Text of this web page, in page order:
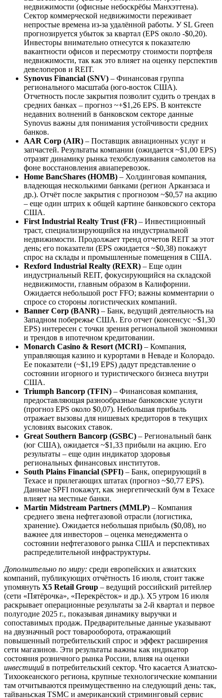
недвижимости (офисные небоскрёбы Манхэттена).
Сектор коммерческой недвижимости переживает
непростые времена из-за удалённой работы. У SL Green
прогнозируется убыток за квартал (EPS около -$0,20).
Инвесторы внимательно отнесутся к показателю
вакантности офисов и пересмотру стоимости портфеля
недвижимости, так как это влияет на оценку перспектив
девелоперов и REIT.
Synovus Financial (SNV) – Финансовая группа
регионального масштаба (юго-восток США).
Отчетность после закрытия позволит судить о трендах в
средних банках – прогноз ~+$1,26 EPS. В контексте
недавних волнений в банковском секторе данные
Synovus важны для понимания устойчивости средних
банков.
AAR Corp (AIR) – Поставщик авиационных услуг и
запчастей. Результаты компании (ожидается ~$1,00 EPS)
отразят динамику рынка техобслуживания самолетов на
фоне восстановления авиаперевозок.
Home BancShares (HOMB) – Холдинговая компания,
владеющая несколькими банками (регион Арканзаса и
др.). Отчёт после закрытия с прогнозом ~$0,57 на акцию
– еще один штрих к общей картине банковского сектора
США.
First Industrial Realty Trust (FR) – Инвестиционный
траст, специализирующийся на индустриальной
недвижимости. Продолжает тренд отчетов REIT за этот
день; его показатели (EPS ожидается ~$0,38) покажут
спрос на склады и промышленные помещения в США.
Rexford Industrial Realty (REXR) – Еще один
индустриальный REIT, фокусирующийся на складской
недвижимости, главным образом в Калифорнии.
Ожидается небольшой рост FFO; важны комментарии о
спросе со стороны логистических компаний.
Banner Corp (BANR) – Банк, ведущий деятельность на
Западном побережье США. Его отчет (консенсус ~$1,30
EPS) интересен с точки зрения региональной экономики
и трендов в ипотечном кредитовании.
Monarch Casino & Resort (MCRI) – Компания,
управляющая казино и курортами в Неваде и Колорадо.
Ее показатели (~$1,19 EPS) дадут представление о
состоянии игорного и туристического бизнеса внутри
США.
Triumph Bancorp (TFIN) – Финансовая компания,
предоставляющая разнообразные банковские услуги
(прогноз EPS около $0,07). Небольшая прибыль
отражает вызовы для нишевых кредиторов в текущих
условиях высоких ставок.
Great Southern Bancorp (GSBC) – Региональный банк
(юг США), ожидается ~$1,33 прибыли на акцию. Его
результаты – еще один индикатор здоровья
региональных финансовых институтов.
South Plains Financial (SPFI) – Банк, оперирующий в
Техасе и прилегающих штатах (прогноз ~$0,77 EPS).
Данные SPFI покажут, как энергетический бум в Техасе
влияет на местные банки.
Martin Midstream Partners (MMLP) – Компания
среднего звена нефтегазовой отрасли (логистика,
хранение). Ожидается небольшая прибыль ($0,08), но
важнее для инвесторов – оценка менеджмента о
состоянии нефтегазового рынка США и перспективах
распределительной инфраструктуры.
Дополнительно по миру: среди европейских и азиатских
компаний, публикующих отчётность 16 июля, стоит также
упомянуть X5 Retail Group – ведущий российский ритейлер
(сети «Пятёрочка», «Перекрёсток» и др.). X5 утром 16 июля
раскрывает операционные результаты за 2-й квартал и первое
полугодие 2025 г., показывая динамику выручки и
сопоставимых продаж. Предварительные данные указывают
на двузначный рост товарооборота, отражающий
повышенный потребительский спрос и эффект расширения
сети магазинов. Эти результаты важны как индикатор
состояния розничного рынка России, влияя на оценки
инвестиций в потребительский сектор. Что касается Азиатско-
Тихоокеанского региона, крупные технологические компании
там отчитываются преимущественно на следующий день: так,
тайваньская TSMC и американский стриминговый сервис